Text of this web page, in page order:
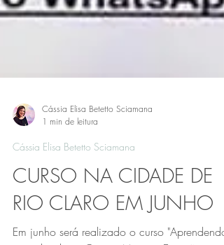
1 min de leitura
Cássia Elisa Betetto Sciamana
CURSO NA CIDADE DE